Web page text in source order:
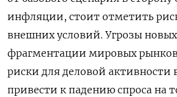
инфляции, стоит отметить
внешних условий. Угрозы
фрагментации мировых
риски для деловой активности
привести к падению спроса на